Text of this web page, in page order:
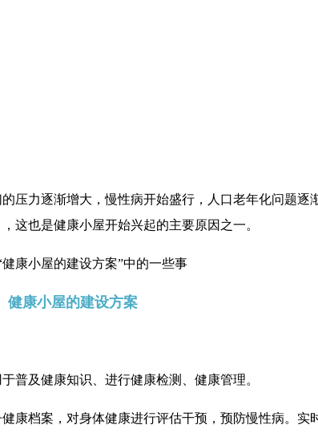
压力逐渐增大，慢性病开始盛行，人口老年化问题逐
这也是健康小屋开始兴起的主要原因之一。
健康小屋的建设方案
普及健康知识、进行健康检测、健康管理。
康档案，对身体健康进行评估干预，预防慢性病。实